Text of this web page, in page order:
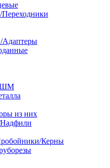
Адаптеры
из них
Керны